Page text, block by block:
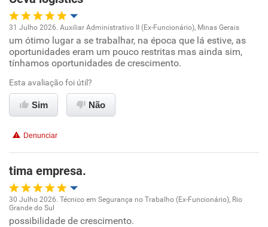
Oportunidade de promoção
Ambiente de trabalho
Conciliação com a vida familiar
31 Julho 2026. Auxiliar Administrativo II (Ex-Funcionário), Minas Gerais
um ótimo lugar a se trabalhar, na época que lá estive, as
oportunidades eram um pouco restritas mas ainda sim,
tínhamos oportunidades de crescimento.
Esta avaliação foi útil?
Sim Não
Denunciar
tima empresa.
Oportunidade de promoção
30 Julho 2026. Técnico em Segurança no Trabalho (Ex-Funcionário), Rio
Grande do Sul
possibilidade de crescimento.